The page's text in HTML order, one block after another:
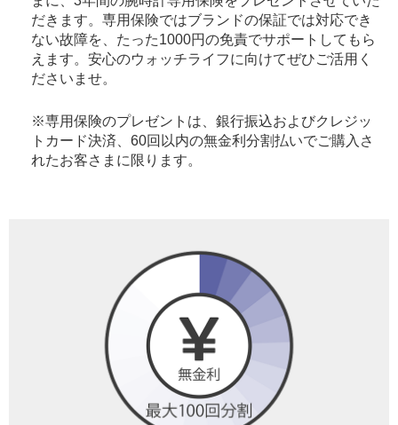
だきます。専用保険ではブランドの保証では対応でき
ない故障を、たった1000円の免責でサポートしてもら
えます。安心のウォッチライフに向けてぜひご活用く
ださいませ。
※専用保険のプレゼントは、銀行振込およびクレジッ
トカード決済、60回以内の無金利分割払いでご購入さ
れたお客さまに限ります。